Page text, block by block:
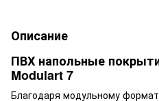
Описание
ПВХ напольные
Modulart 7
Благодаря модульному